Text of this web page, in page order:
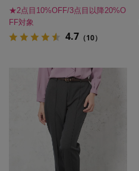
★2点目10%OFF/3点目以降20%O
FF対象
4.7 （10）